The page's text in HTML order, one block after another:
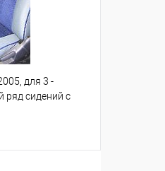
для 3 -
ряд сидений с